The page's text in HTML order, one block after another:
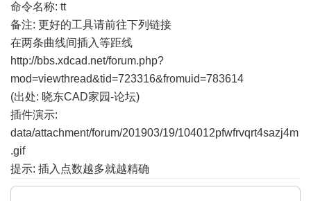
命令名称: tt
备注: 更好的工具请前往下列链接
在两条曲线间插入等距线
http://bbs.xdcad.net/forum.php?
mod=viewthread&tid=723316&fromuid=783614
(出处: 晓东CAD家园-论坛)
插件演示:
data/attachment/forum/201903/19/104012pfwfrvqrt4sazj4m
.gif
提示: 插入点数越多就越精确